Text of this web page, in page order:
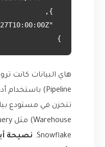
}
Snowflake.
نصيحة